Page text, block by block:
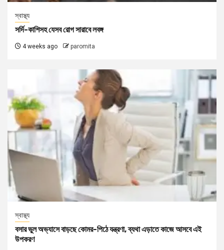
স্বাস্থ্য
সর্দি-কাশিসহ যেসব রোগ সারাবে লবঙ্গ
4 weeks ago paromita
স্বাস্থ্য
বসার ভুল অভ্যাসে বাড়ছে কোমর-পিঠে যন্ত্রণা, ব্যথা এড়াতে কাজে আসবে এই
উপকরণ